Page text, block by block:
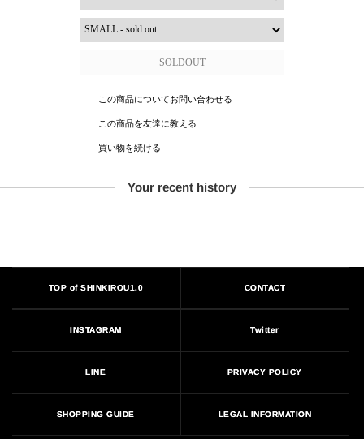
この商品についてお問い合わせる
この商品を友達に教える
買い物を続ける
Your recent history
TOP of SHINKIROU1.0 CONTACT
INSTAGRAM Twitter
LINE PRIVACY POLICY
SHOPPING GUIDE LEGAL INFORMATION